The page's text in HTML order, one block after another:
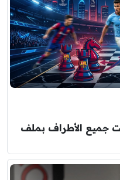
جميع الأطراف بملف